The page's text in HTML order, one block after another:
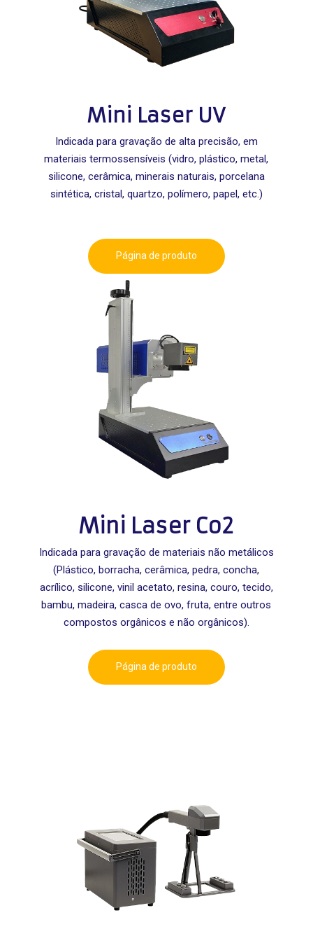
Mini Laser UV
Indicada para gravação de alta precisão, em
materiais termossensíveis (vidro, plástico, metal,
silicone, cerâmica, minerais naturais, porcelana
sintética, cristal, quartzo, polímero, papel, etc.)
Página de produto
Mini Laser Co2
Indicada para gravação de materiais não metálicos
(Plástico, borracha, cerâmica, pedra, concha,
acrílico, silicone, vinil acetato, resina, couro, tecido,
bambu, madeira, casca de ovo, fruta, entre outros
compostos orgânicos e não orgânicos).
Página de produto